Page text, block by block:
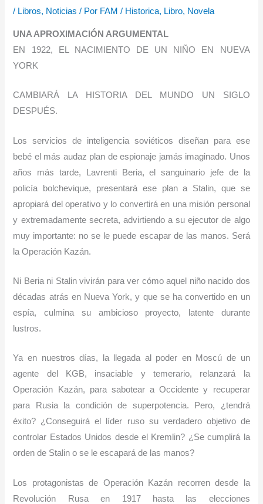
/ Libros, Noticias / Por FAM/ Historica, Libro, Novela
U NA APROXIMACIÓN ARGUMENTAL
EN 1922, EL NACIMIENTO DE UN NIÑO EN NUEVA
YORK
CAMBIARÁ LA HISTORIA DEL MUNDO UN SIGLO
DESPUÉS.
Los servicios de inteligencia soviéticos diseñan para ese
bebé el más audaz plan de espionaje jamás imaginado. Unos
años más tarde, Lavrenti Beria, el sanguinario jefe de la
policía bolchevique, presentará ese plan a Stalin, que se
apropiará del operativo y lo convertirá en una misión personal
y extremadamente secreta, advirtiendo a su ejecutor de algo
muy importante: no se le puede escapar de las manos. Será
la Operación Kazán.
Ni Beria ni Stalin vivirán para ver cómo aquel niño nacido dos
décadas atrás en Nueva York, y que se ha convertido en un
espía, culmina su ambicioso proyecto, latente durante
lustros.
Ya en nuestros días, la llegada al poder en Moscú de un
agente del KGB, insaciable y temerario, relanzará la
Operación Kazán, para sabotear a Occidente y recuperar
para Rusia la condición de superpotencia. Pero, ¿tendrá
éxito? ¿Conseguirá el líder ruso su verdadero objetivo de
controlar Estados Unidos desde el Kremlin? ¿Se cumplirá la
orden de Stalin o se le escapará de las manos?
Los protagonistas de Operación Kazán recorren desde la
Revolución Rusa en 1917 hasta las elecciones